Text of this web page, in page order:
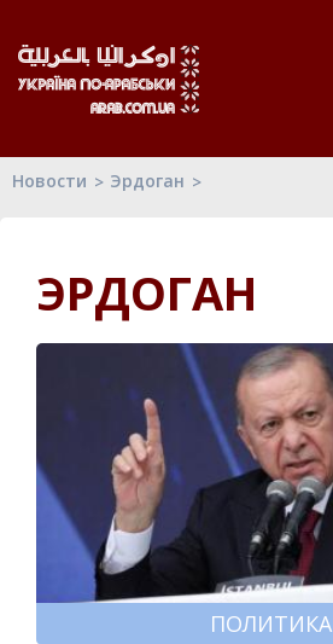
Новости Эрдоган
ЭРДОГАН
ПОЛИТИКА